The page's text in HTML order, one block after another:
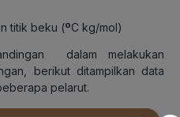
titik beku (ºC kg/mol)
dalam melakukan
berikut ditampilkan data
pelarut.